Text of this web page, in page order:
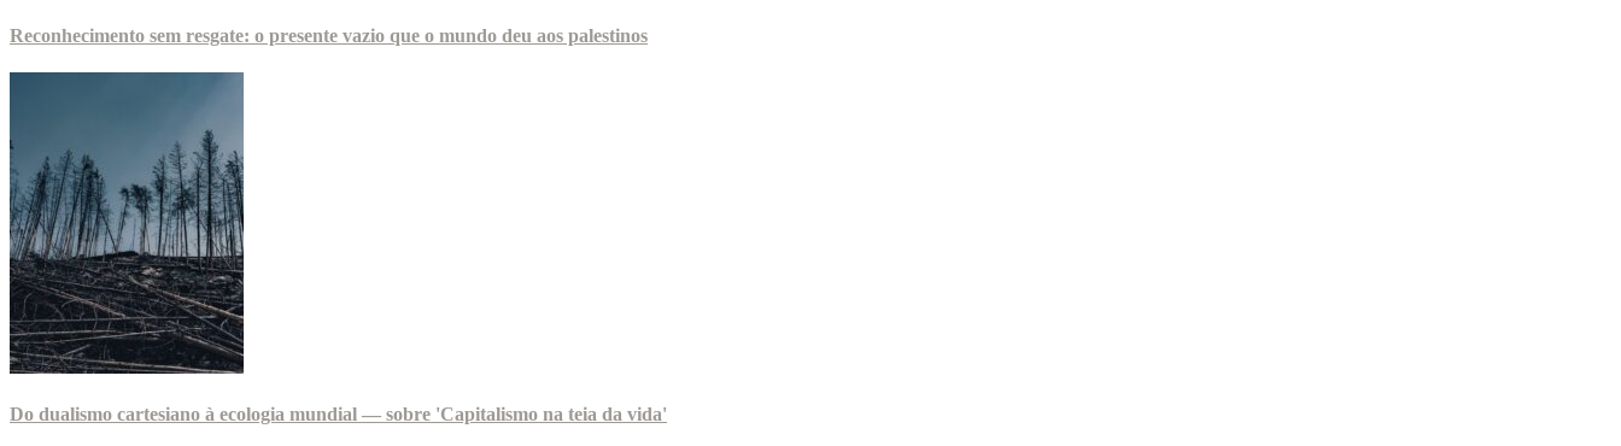
Reconhecimento sem resgate: o presente vazio que o mundo deu aos palestinos
Do dualismo cartesiano à ecologia mundial — sobre 'Capitalismo na teia da vida'